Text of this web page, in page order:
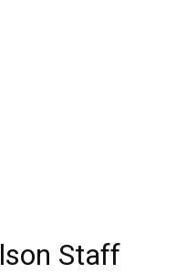
Staff